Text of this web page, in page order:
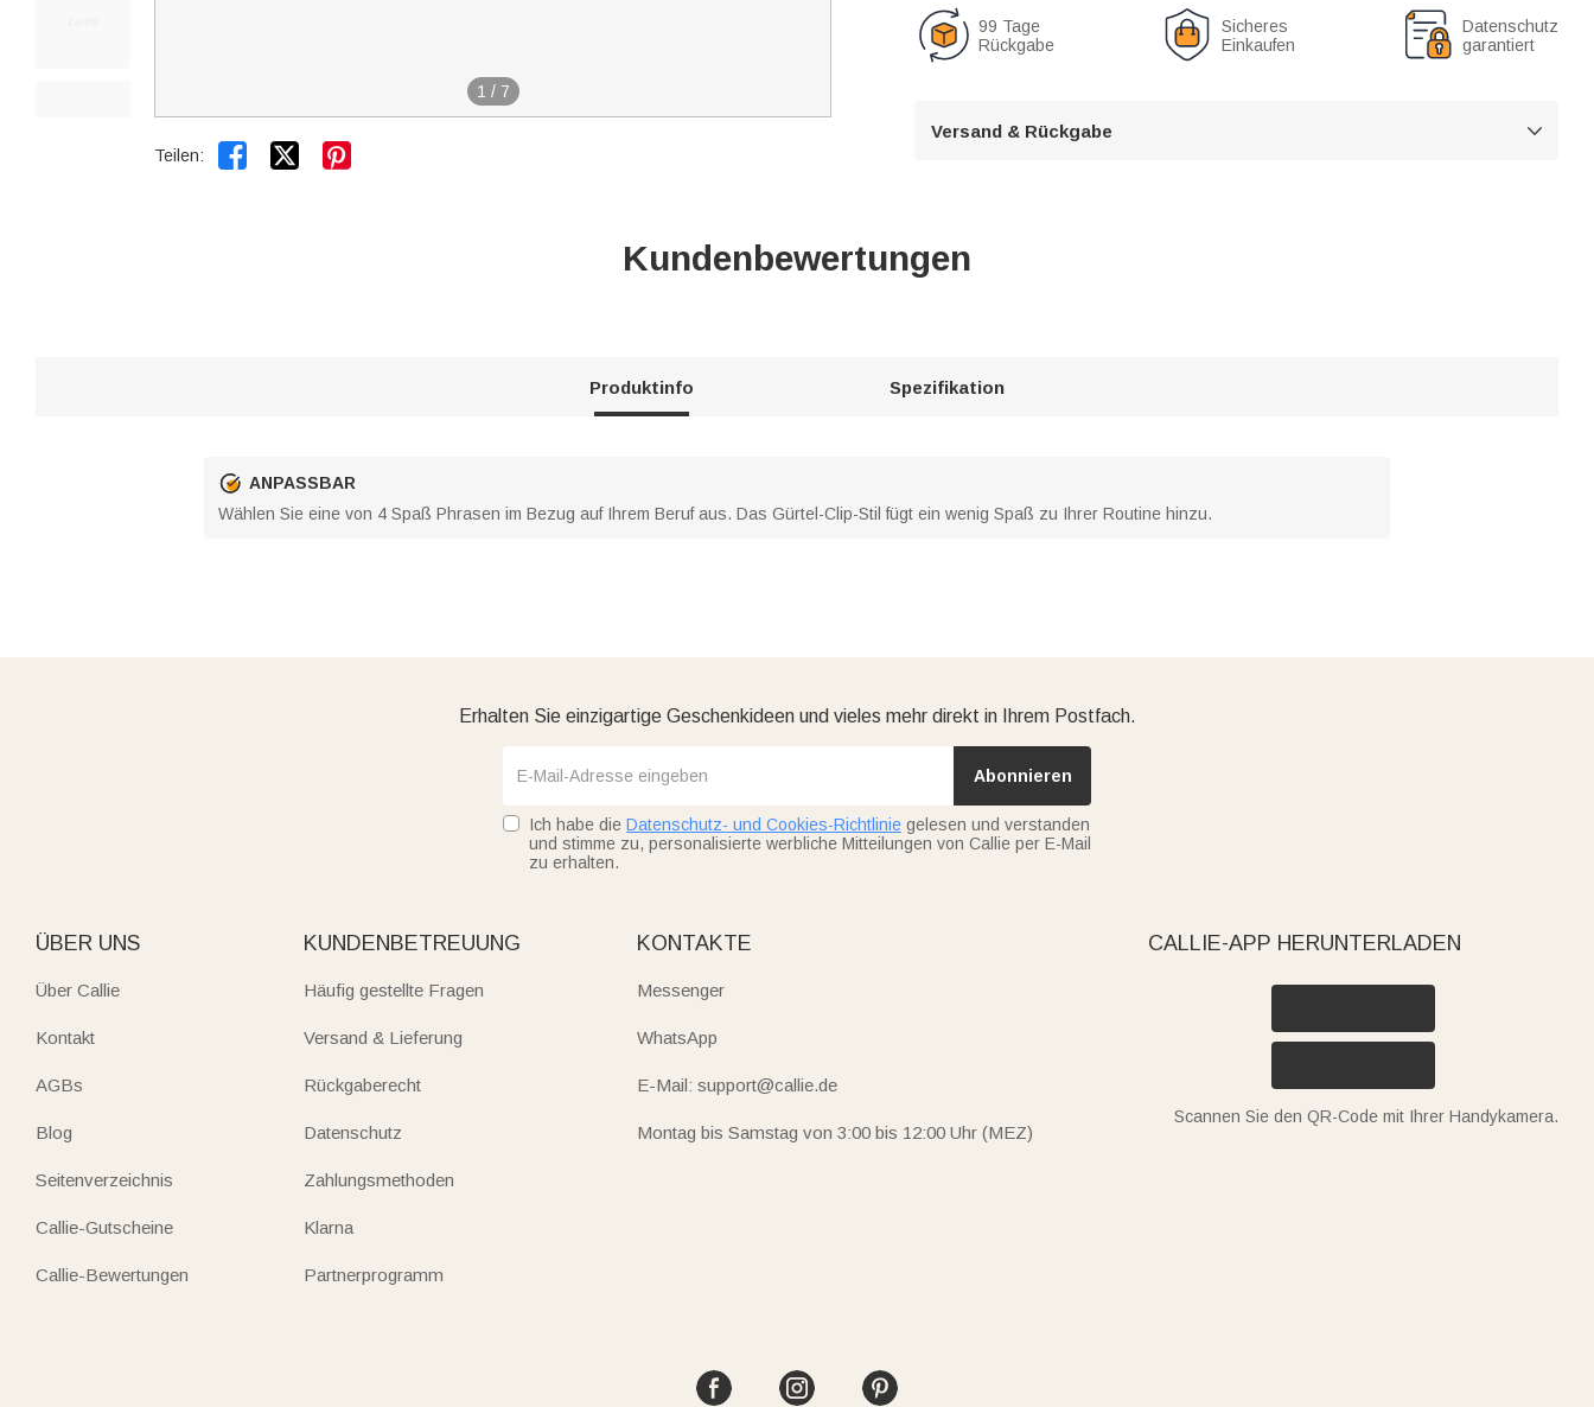
1 / 7
Teilen:  
99 Tage
Rückgabe
Sicheres
Einkaufen
Datenschutz
garantiert
Versand & Rückgabe 
Kundenbewertungen
Produktinfo Spezifikation
ANPASSBAR
Wählen Sie eine von 4 Spaß Phrasen im Bezug auf Ihrem Beruf aus. Das Gürtel-Clip-Stil fügt ein wenig Spaß zu Ihrer Routine hinzu.
Erhalten Sie einzigartige Geschenkideen und vieles mehr direkt in Ihrem Postfach.
Abonnieren
Ich habe die Datenschutz- und Cookies-Richtlinie gelesen und verstanden
und stimme zu, personalisierte werbliche Mitteilungen von Callie per E-Mail
zu erhalten.
ÜBER UNS
Über Callie
Kontakt
AGBs
Blog
Seitenverzeichnis
Callie-Gutscheine
Callie-Bewertungen
KUNDENBETREUUNG
Häufig gestellte Fragen
Versand & Lieferung
Rückgaberecht
Datenschutz
Zahlungsmethoden
Klarna
Partnerprogramm
KONTAKTE
Messenger
WhatsApp
E-Mail: support@callie.de
Montag bis Samstag von 3:00 bis 12:00 Uhr (MEZ)
CALLIE-APP HERUNTERLADEN
Scannen Sie den QR-Code mit Ihrer Handykamera.